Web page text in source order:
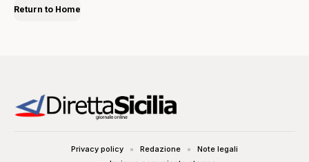
Return to Home
Privacy policy Redazione
Note legali